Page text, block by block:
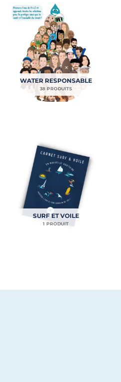
WATER RESPONSABLE
38 PRODUITS
SURF ET VOILE
1 PRODUIT